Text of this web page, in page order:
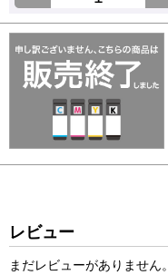
レビュー
まだレビューがありません。